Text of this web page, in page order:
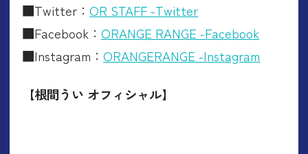
■Twitter：OR STAFF -Twitter
■Facebook：ORANGE RANGE -Facebook
■Instagram：ORANGERANGE -Instagram
【根間うい オフィシャル】